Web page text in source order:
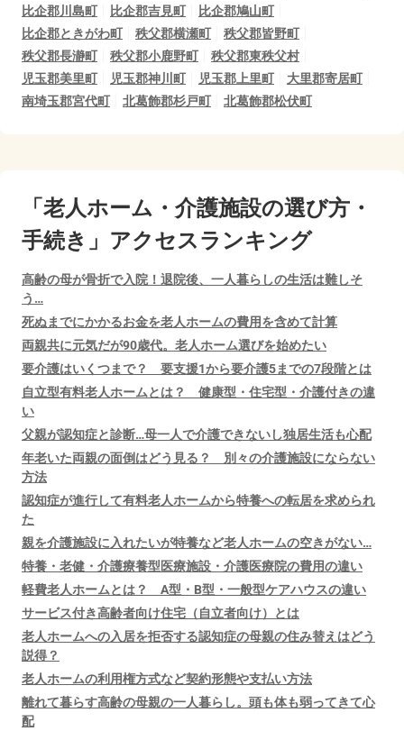
比企郡川島町
比企郡吉見町
比企郡鳩山町
比企郡ときがわ町
秩父郡横瀬町
秩父郡皆野町
秩父郡長瀞町
秩父郡小鹿野町
秩父郡東秩父村
児玉郡美里町
児玉郡神川町 児玉郡上里町
大里郡寄居町
南埼玉郡宮代町
北葛飾郡杉戸町 北葛飾郡松伏町
「老人ホーム・介護施設の選び方・
手続き」アクセスランキング
高齢の母が骨折で入院！退院後、一人暮らしの生活は難しそ
う…
死ぬまでにかかるお金を老人ホームの費用を含めて計算
両親共に元気だが90歳代。老人ホーム選びを始めたい
要介護はいくつまで？ 要支援1から要介護5までの7段階とは
自立型有料老人ホームとは？ 健康型・住宅型・介護付きの違
い
父親が認知症と診断…母一人で介護できないし独居生活も心配
年老いた両親の面倒はどう見る？ 別々の介護施設にならない
方法
認知症が進行して有料老人ホームから特養への転居を求められ
た
親を介護施設に入れたいが特養など老人ホームの空きがない…
特養・老健・介護療養型医療施設・介護医療院の費用の違い
軽費老人ホームとは？ A型・B型・一般型ケアハウスの違い
サービス付き高齢者向け住宅（自立者向け）とは
老人ホームへの入居を拒否する認知症の母親の住み替えはどう
説得？
老人ホームの利用権方式など契約形態や支払い方法
離れて暮らす高齢の母親の一人暮らし。頭も体も弱ってきて心
配